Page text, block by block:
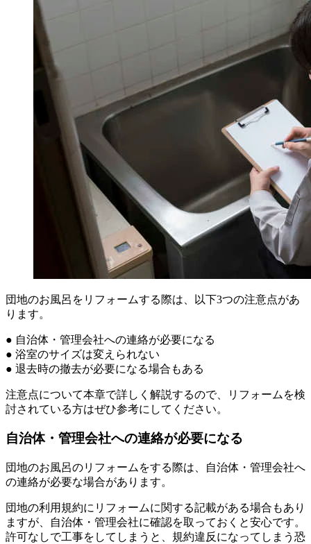
団地のお風呂をリフォームする際は、以下3つの注意点があ
ります。
● 自治体・管理会社への連絡が必要になる
● 浴室のサイズは変えられない
● 退去時の撤去が必要になる場合もある
注意点について本章で詳しく解説するので、リフォームを検
討されている方はぜひ参考にしてください。
自治体・管理会社への連絡が必要になる
団地のお風呂のリフォームをする際は、自治体・管理会社へ
の連絡が必要な場合があります。
団地の利用規約にリフォームに関する記載がある場合もあり
ますが、自治体・管理会社に確認を取っておくと安心です。
許可なしで工事をしてしまうと、規約違反になってしまう恐